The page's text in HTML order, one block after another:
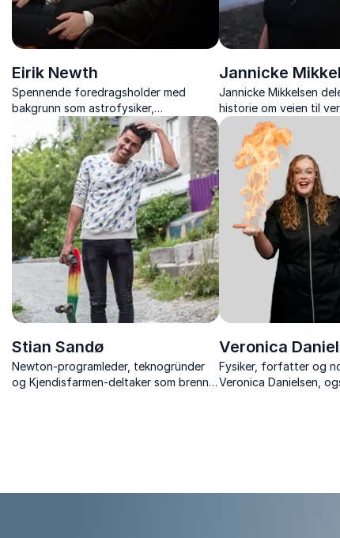
Eirik Newth
Spennende foredragsholder med
bakgrunn som astrofysiker,
vitenskapsformidler, programleder og
prisvinnende forfatter.
Jannicke
Jannicke Mikkelsen
historie om veien til
Med mot og
hun grenser og viser
når vi tør å tenke
inspirerer,...
Stian Sandø
Newton-programleder, teknogründer
og Kjendisfarmen-deltaker som brenner
Veronica
Fysiker, forfatter og
Veronica Danielsen,